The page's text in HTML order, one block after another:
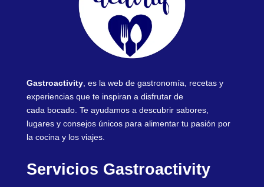
Gastroactivity, es la web de gastronomía, recetas y
experiencias que te inspiran a disfrutar de
cada bocado. Te ayudamos a descubrir sabores,
lugares y consejos únicos para alimentar tu pasión por
la cocina y los viajes.
Servicios Gastroactivity